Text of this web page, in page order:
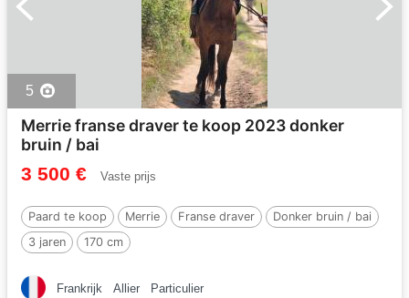
5
Merrie franse draver te koop 2023 donker
bruin / bai
3 500 € Vaste prijs
Paard te koop Merrie Franse draver
Donker bruin / bai
3 jaren
170 cm
Frankrijk Allier Particulier